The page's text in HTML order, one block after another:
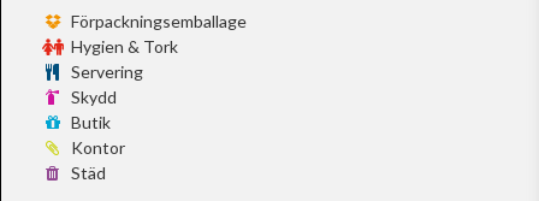
Förpackningsemballage
Hygien & Tork
Servering
Skydd
Butik
Kontor
Städ